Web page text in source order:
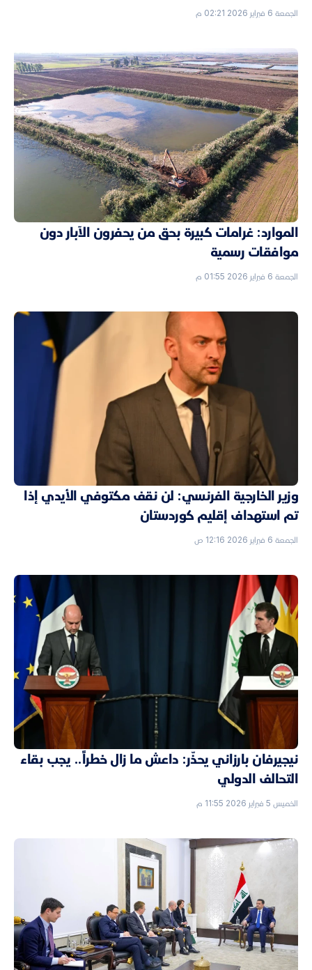
الجمعة 6 فبراير 2026 02:21 م
الموارد: غرامات كبيرة بحق من يحفرون الآبار دون
موافقات رسمية
الجمعة 6 فبراير 2026 01:55 م
وزير الخارجية الفرنسي: لن نقف مكتوفي الأيدي إذا
تم استهداف إقليم كوردستان
الجمعة 6 فبراير 2026 12:16 ص
نيجيرفان بارزاني يحذّر: داعش ما زال خطراً.. يجب بقاء
التحالف الدولي
الخميس 5 فبراير 2026 11:55 م